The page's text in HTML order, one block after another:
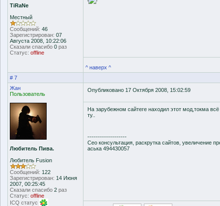
TiRaNe
Местный
Сообщений: 46
Зарегистрирован: 07
Августа 2008, 10:22:06
Сказали спасибо 0 раз
Статус: offline
'
'
^ наверх ^
# 7
Жан
Пользователь
Любитель Пива.
Любитель Fusion
Сообщений: 122
Зарегистрирован: 14 Июня
2007, 00:25:45
Сказали спасибо 2 раз
Статус: offline
ICQ статус
Опубликовано 17 Октября 2008, 15:02:59
На зарубежном сайтеге находил этот мод,токма
ту..
--------------------
Сео консультация, раскрутка сайтов, увеличение
аська 494430057